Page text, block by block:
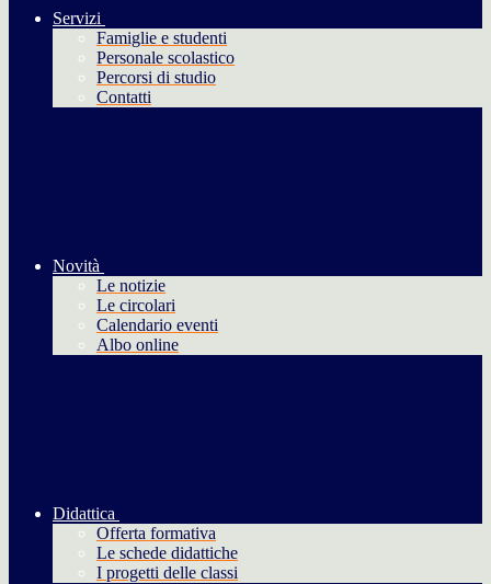
Servizi
Famiglie e studenti
Personale scolastico
Percorsi di studio
Contatti
Novità
Le notizie
Le circolari
Calendario eventi
Albo online
Didattica
Offerta formativa
Le schede didattiche
I progetti delle classi